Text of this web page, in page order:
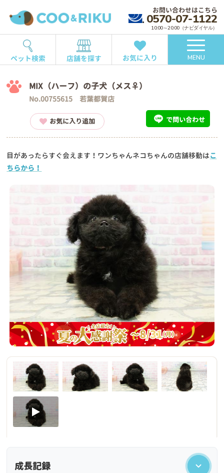
お問い合わせはこちら
0570-07-1122
10:00～20:00（ナビダイヤル）
ペット検索 店舗を探す お気に入り MENU
MIX（ハーフ）の子犬（メス♀）
No.00755615 若葉都賀店
お気に入り追加 で問い合わせ
目があったらすぐ会えます！ワンちゃんネコちゃんの店舗移動はこ
ちらから！
成長記録